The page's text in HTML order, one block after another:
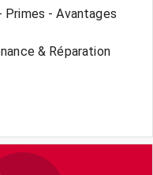
Primes - Avantages
& Réparation